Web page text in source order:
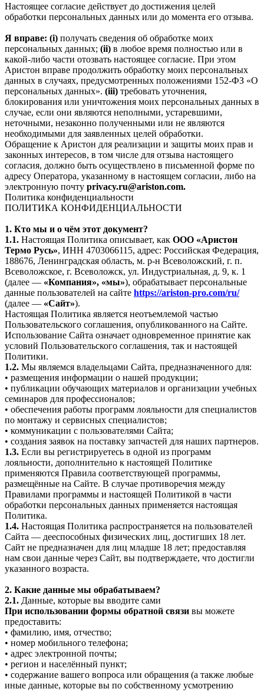
Настоящее согласие действует до достижения целей
обработки персональных данных или до момента его отзыва.
Я вправе: (i) получать сведения об обработке моих
персональных данных; (ii) в любое время полностью или в
какой-либо части отозвать настоящее согласие. При этом
Аристон вправе продолжить обработку моих персональных
данных в случаях, предусмотренных положениями 152-ФЗ «О
персональных данных». (iii) требовать уточнения,
блокирования или уничтожения моих персональных данных в
случае, если они являются неполными, устаревшими,
неточными, незаконно полученными или не являются
необходимыми для заявленных целей обработки.
Обращение к Аристон для реализации и защиты моих прав и
законных интересов, в том числе для отзыва настоящего
согласия, должно быть осуществлено в письменной форме по
адресу Оператора, указанному в настоящем согласии, либо на
электронную почту privacy.ru@ariston.com.
Политика конфиденциальности
ПОЛИТИКА КОНФИДЕНЦИАЛЬНОСТИ
1. Кто мы и о чём этот документ?
1.1. Настоящая Политика описывает, как ООО «Аристон
Термо Русь», ИНН 4703066115, адрес: Российская Федерация,
188676, Ленинградская область, м. р-н Всеволожский, г. п.
Всеволожское, г. Всеволожск, ул. Индустриальная, д. 9, к. 1
(далее — «Компания», «мы»), обрабатывает персональные
данные пользователей на сайте https://ariston-pro.com/ru/
(далее — «Сайт»).
Настоящая Политика является неотъемлемой частью
Пользовательского соглашения, опубликованного на Сайте.
Использование Сайта означает одновременное принятие как
условий Пользовательского соглашения, так и настоящей
Политики.
1.2. Мы являемся владельцами Сайта, предназначенного для:
• размещения информации о нашей продукции;
• публикации обучающих материалов и организации учебных
семинаров для профессионалов;
• обеспечения работы программ лояльности для специалистов
по монтажу и сервисных специалистов;
• коммуникации с пользователями Сайта;
• создания заявок на поставку запчастей для наших партнеров.
1.3. Если вы регистрируетесь в одной из программ
лояльности, дополнительно к настоящей Политике
применяются Правила соответствующей программы,
размещённые на Сайте. В случае противоречия между
Правилами программы и настоящей Политикой в части
обработки персональных данных применяется настоящая
Политика.
1.4. Настоящая Политика распространяется на пользователей
Сайта — дееспособных физических лиц, достигших 18 лет.
Сайт не предназначен для лиц младше 18 лет; предоставляя
нам свои данные через Сайт, вы подтверждаете, что достигли
указанного возраста.
2. Какие данные мы обрабатываем?
2.1. Данные, которые вы вводите сами
При использовании формы обратной связи вы можете
предоставить:
• фамилию, имя, отчество;
• номер мобильного телефона;
• адрес электронной почты;
• регион и населённый пункт;
• содержание вашего вопроса или обращения (а также любые
иные данные, которые вы по собственному усмотрению